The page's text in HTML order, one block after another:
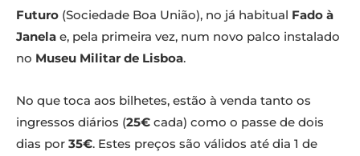
Futuro (Sociedade Boa União), no já habitual Fado à
Janela e, pela primeira vez, num novo palco instalado
no Museu Militar de Lisboa.
No que toca aos bilhetes, estão à venda tanto os
ingressos diários (25€ cada) como o passe de dois
dias por 35€. Estes preços são válidos até dia 1 de